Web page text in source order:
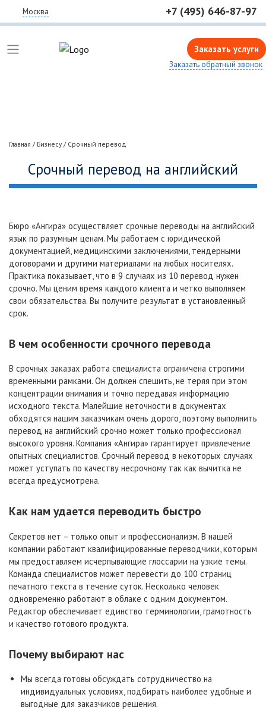
Москва +7 (495) 646-87-97
Заказать услуги
Заказать обратный звонок
Главная / Бизнесу / Срочный перевод
Срочный перевод на английский
Бюро «Ангира» осуществляет срочные переводы на английский
язык по разумным ценам. Мы работаем с юридической
документацией, медицинскими заключениями, тендерными
договорами и другими материалами на любых носителях.
Практика показывает, что в 9 случаях из 10 перевод нужен
срочно. Мы ценим время каждого клиента и четко выполняем
свои обязательства. Вы получите результат в установленный
срок.
В чем особенности срочного перевода
В срочных заказах работа специалиста ограничена строгими
временными рамками. Он должен спешить, не теряя при этом
концентрации внимания и точно передавая информацию
исходного текста. Малейшие неточности в документах
обходятся нашим заказчикам очень дорого, поэтому выполнить
перевод на английский срочно может только профессионал
высокого уровня. Компания «Ангира» гарантирует привлечение
опытных специалистов. Срочный перевод в некоторых случаях
может уступать по качеству несрочному так как вычитка не
всегда предусмотрена.
Как нам удается переводить быстро
Секретов нет – только опыт и профессионализм. В нашей
компании работают квалифицированные переводчики, которым
мы предоставляем исчерпывающие глоссарии на узкие темы.
Команда специалистов может перевести до 100 страниц
печатного текста в течение суток. Несколько человек
одновременно работают в облаке с одним документом.
Редактор обеспечивает единство терминологии, грамотность
и качество готового продукта.
Почему выбирают нас
Мы всегда готовы обсуждать сотрудничество на
индивидуальных условиях, подбирать наиболее удобные и
выгодные для заказчиков решения.